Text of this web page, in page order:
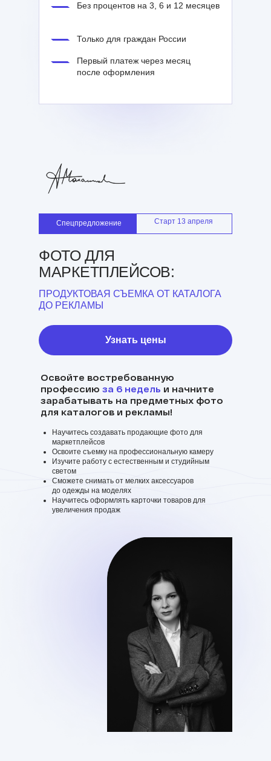
Без процентов на 3, 6 и 12 месяцев
Только для граждан России
Первый платеж через месяц
после оформления
Спецпредложение Старт 13 апреля
ПРОДУКТОВАЯ СЪЕМКА ОТ КАТАЛОГА
ДО РЕКЛАМЫ
ФОТО ДЛЯ
МАРКЕТПЛЕЙСОВ:
Научитесь создавать продающие фото для
маркетплейсов
Освоите съемку на профессиональную камеру
Изучите работу с естественным и студийным
светом
Сможете снимать от мелких аксессуаров
до одежды на моделях
Научитесь оформлять карточки товаров для
увеличения продаж
Освойте востребованную
профессию за 6 недель и начните
зарабатывать на предметных фото
для каталогов и рекламы!
Узнать цены